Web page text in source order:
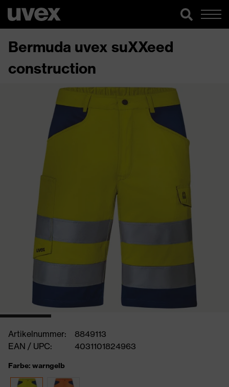
Bermuda uvex suXXeed
construction
Artikelnummer:
8849113
EAN / UPC:
4031101824963
Farbe: warngelb